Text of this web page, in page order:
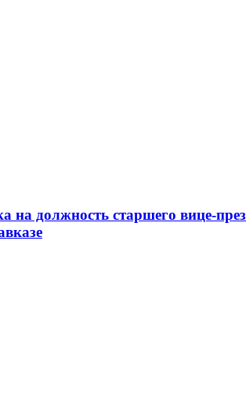
на должность старшего вице-